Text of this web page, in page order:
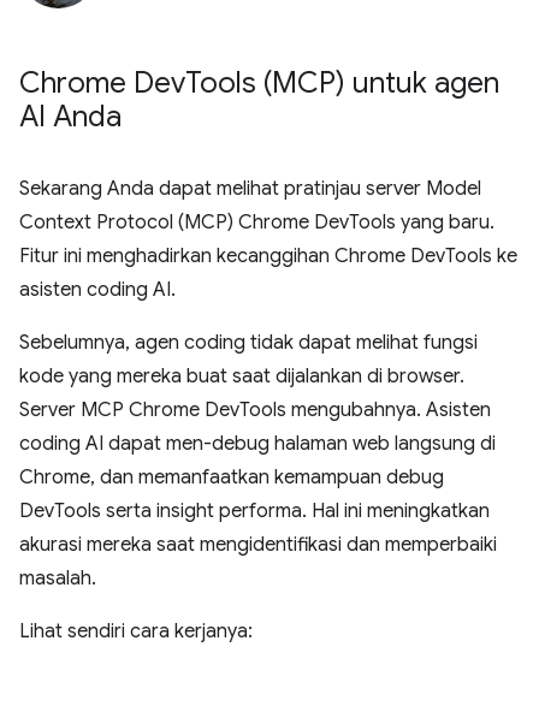
Chrome DevTools (MCP) untuk agen
AI Anda
Sekarang Anda dapat melihat pratinjau server Model
Context Protocol (MCP) Chrome DevTools yang baru.
Fitur ini menghadirkan kecanggihan Chrome DevTools ke
asisten coding AI.
Sebelumnya, agen coding tidak dapat melihat fungsi
kode yang mereka buat saat dijalankan di browser.
Server MCP Chrome DevTools mengubahnya. Asisten
coding AI dapat men-debug halaman web langsung di
Chrome, dan memanfaatkan kemampuan debug
DevTools serta insight performa. Hal ini meningkatkan
akurasi mereka saat mengidentifikasi dan memperbaiki
masalah.
Lihat sendiri cara kerjanya: